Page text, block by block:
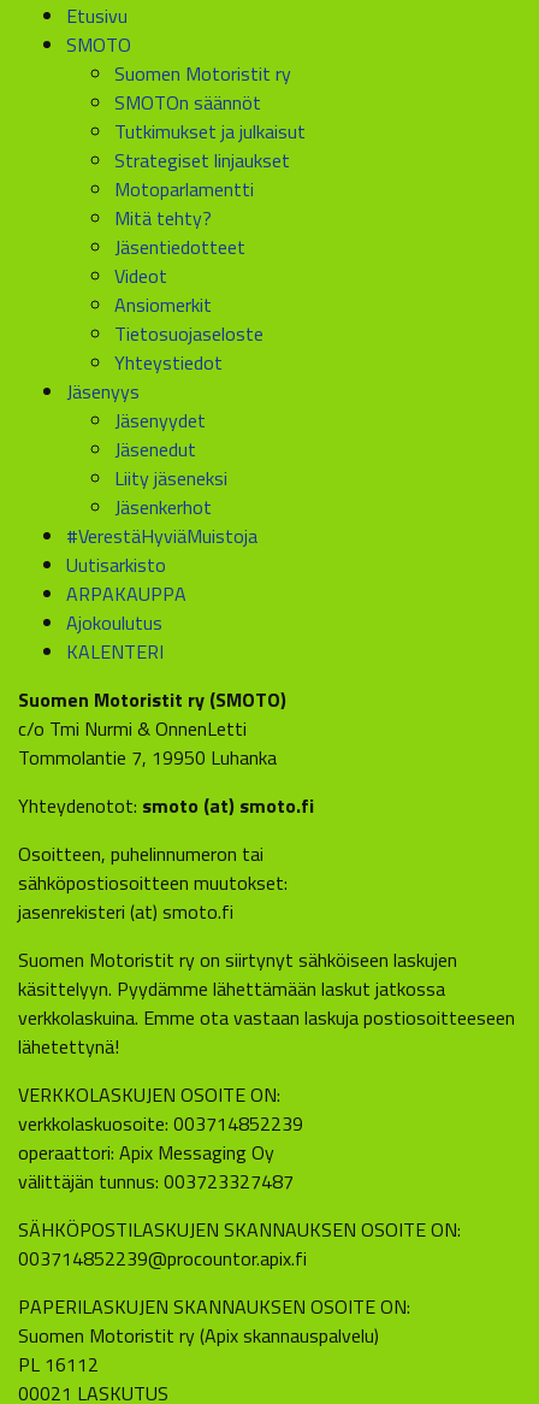
Etusivu
SMOTO
Suomen Motoristit ry
SMOTOn säännöt
Tutkimukset ja julkaisut
Strategiset linjaukset
Motoparlamentti
Mitä tehty?
Jäsentiedotteet
Videot
Ansiomerkit
Tietosuojaseloste
Yhteystiedot
Jäsenyys
Jäsenyydet
Jäsenedut
Liity jäseneksi
Jäsenkerhot
#VerestäHyviäMuistoja
Uutisarkisto
ARPAKAUPPA
Ajokoulutus
KALENTERI
Suomen Motoristit ry (SMOTO)
c/o Tmi Nurmi & OnnenLetti
Tommolantie 7, 19950 Luhanka
Yhteydenotot: smoto (at) smoto.fi
Osoitteen, puhelinnumeron tai
sähköpostiosoitteen muutokset:
jasenrekisteri (at) smoto.fi
Suomen Motoristit ry on siirtynyt sähköiseen laskujen
käsittelyyn. Pyydämme lähettämään laskut jatkossa
verkkolaskuina. Emme ota vastaan laskuja postiosoitteeseen
lähetettynä!
VERKKOLASKUJEN OSOITE ON:
verkkolaskuosoite: 003714852239
operaattori: Apix Messaging Oy
välittäjän tunnus: 003723327487
SÄHKÖPOSTILASKUJEN SKANNAUKSEN OSOITE ON:
003714852239@procountor.apix.fi
PAPERILASKUJEN SKANNAUKSEN OSOITE ON:
Suomen Motoristit ry (Apix skannauspalvelu)
PL 16112
00021 LASKUTUS